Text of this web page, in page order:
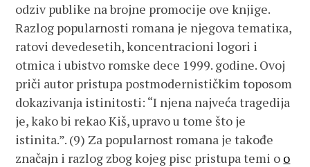
odziv publike na brojne promocije ove knjige.
Razlog popularnosti romana je njegova tematiка,
ratovi devedesetih, koncentracioni logori i
otmica i ubistvo romske dece 1999. godine. Ovoj
priči autor pristupa postmodernističkim toposom
dokazivanja istinitosti: “I njena najveća tragedija
je, kako bi rekao Kiš, upravo u tome što je
istinita.”. (9) Za popularnost romana je takođe
značajn i razlog zbog kojeg pisc pristupa temi o o